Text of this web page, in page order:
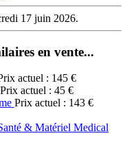
17 juin 2026.
en vente...
actuel : 145 €
Prix actuel : 45 €
Prix actuel : 143 €
& Matériel Medical